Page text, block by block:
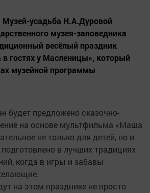
Музей-усадьба Н.А.Дуровой
музея-заповедника
весёлый праздник
гостях у Масленицы», который
музейной программы
будет предложено сказочно-
на основе мультфильма «Маша
не только для детей, но и
в лучших традициях
когда в игры и забавы
на этом празднике не просто